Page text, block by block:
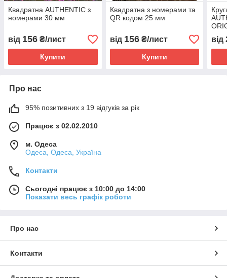
Квадратна AUTHENTIC з
номерами 30 мм
від 156 ₴/лист
Купити
Квадратна з номерами та
QR кодом 25 мм
від 156₴/лист
Купити
від
Про нас
95% позитивних з 19 відгуків за рік
Працює з 02.02.2010
м. Одеса
Одеса, Одеса, Україна
Контакти
Сьогодні працює з 10:00 до 14:00
Показати весь графік роботи
Про нас
Контакти